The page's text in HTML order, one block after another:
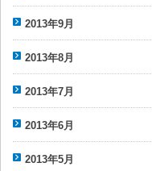
2013年9月
2013年8月
2013年7月
2013年6月
2013年5月